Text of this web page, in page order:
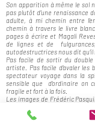
Son apparition à même le sol
pas plutôt d’une renaissance
adulte, à mi chemin entre
chemin à travers le livre
pages à écrire et Magali
de lignes et de
autodestructrices nous dit qu’il
Pas facile de sortir du
artiste. Pas facile d’avaler
spectateur voyage dans la
sensible que d’ordinaire on
fragile et fort à la fois.
Les images de Frédéric
transe hypnotique. Une